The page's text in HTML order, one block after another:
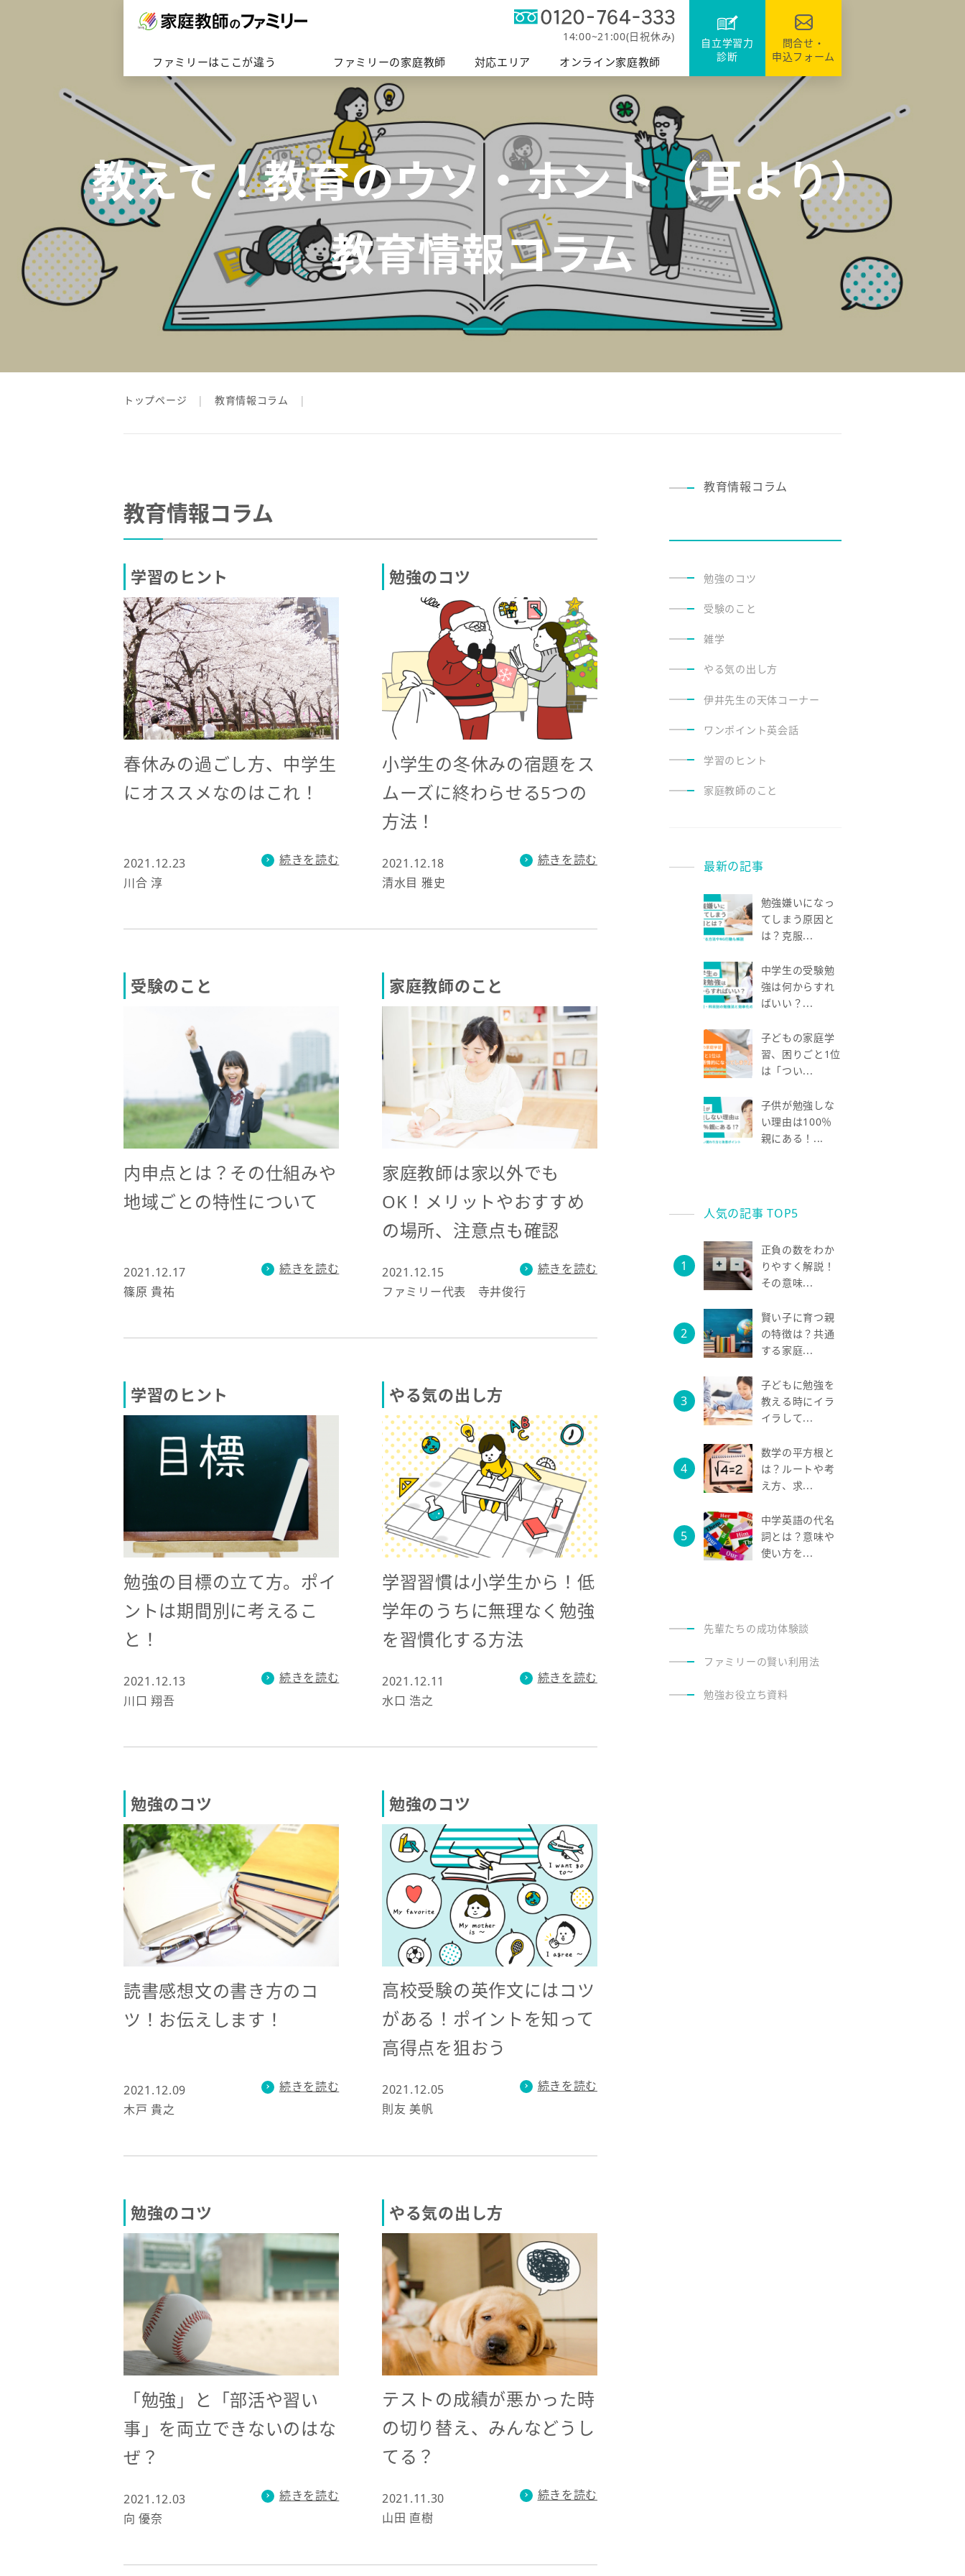
14:00~21:00(日祝休み)
ファミリーはここが違う ファミリーの家庭教師 対応エリア オンライン家庭教師
自立学習力
診断
問合せ・
申込フォーム
ファミリーの授業 ファミリーのシステム
軽度発達
障がい支援
資格・検定対策
対応エリアトップへ
富士エリア
教えて！教育のウソ・ホント（耳より）
教育情報コラム
トップページ 教育情報コラム
教育情報コラム
学習のヒント
春休みの過ごし方、中学生
にオススメなのはこれ！
2021.12.23
川合 淳
続きを読む
勉強のコツ
小学生の冬休みの宿題をス
ムーズに終わらせる5つの
方法！
2021.12.18
清水目 雅史
続きを読む
受験のこと
内申点とは？その仕組みや
地域ごとの特性について
2021.12.17
篠原 貴祐
続きを読む
家庭教師のこと
家庭教師は家以外でも
OK！メリットやおすすめ
の場所、注意点も確認
2021.12.15
ファミリー代表 寺井俊行
続きを読む
学習のヒント
勉強の目標の立て方。ポイ
ントは期間別に考えるこ
と！
2021.12.13
川口 翔吾
続きを読む
やる気の出し方
学習習慣は小学生から！低
学年のうちに無理なく勉強
を習慣化する方法
2021.12.11
水口 浩之
続きを読む
勉強のコツ
読書感想文の書き方のコ
ツ！お伝えします！
2021.12.09
木戸 貴之
続きを読む
勉強のコツ
高校受験の英作文にはコツ
がある！ポイントを知って
高得点を狙おう
2021.12.05
則友 美帆
続きを読む
勉強のコツ
「勉強」と「部活や習い
事」を両立できないのはな
ぜ？
2021.12.03
向 優奈
続きを読む
やる気の出し方
テストの成績が悪かった時
の切り替え、みんなどうし
てる？
2021.11.30
山田 直樹
続きを読む
教育情報コラム
勉強のコツ
受験のこと
雑学
やる気の出し方
伊井先生の天体コーナー
ワンポイント英会話
学習のヒント
家庭教師のこと
最新の記事
勉強嫌いになっ
てしまう原因と
は？克服...
中学生の受験勉
強は何からすれ
ばいい？...
子どもの家庭学
習、困りごと1位
は「つい...
子供が勉強しな
い理由は100％
親にある！...
人気の記事 TOP5
正負の数をわか
りやすく解説！
その意味...
賢い子に育つ親
の特徴は？共通
する家庭...
子どもに勉強を
教える時にイラ
イラして...
数学の平方根と
は？ルートや考
え方、求...
中学英語の代名
詞とは？意味や
使い方を...
先輩たちの成功体験談
ファミリーの賢い利用法
勉強お役立ち資料